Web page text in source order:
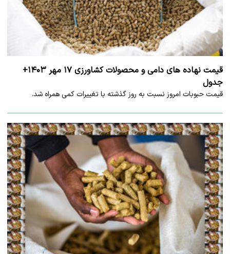
قیمت نهاده های دامی و محصولات کشاورزی ۱۷ مهر ۱۴۰۳+
جدول
قیمت حبوبات امروز نسبت به روز گذشته با تغییرات کمی همراه شد.